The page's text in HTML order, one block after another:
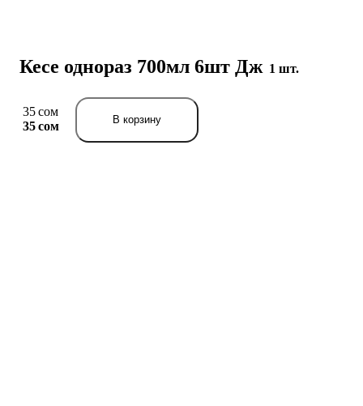
Кесе однораз 700мл 6шт Дж 1 шт.
35 сом
35 сом
В корзину